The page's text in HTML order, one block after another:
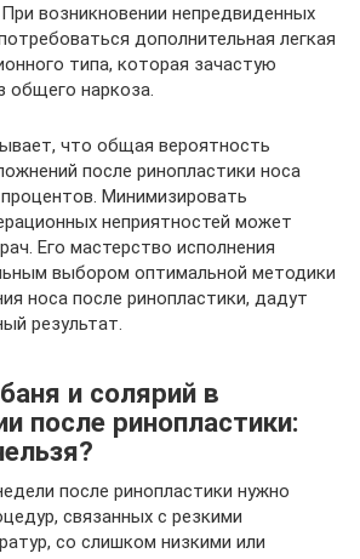
возникновении непредвиденных
дополнительная легкая
типа, которая зачастую
общего наркоза.
что общая вероятность
после ринопластики носа
Минимизировать
неприятностей может
Его мастерство исполнения
выбором оптимальной методики
носа после ринопластики, дадут
результат.
и солярий в
после ринопластики:
после ринопластики нужно
связанных с резкими
со слишком низкими или